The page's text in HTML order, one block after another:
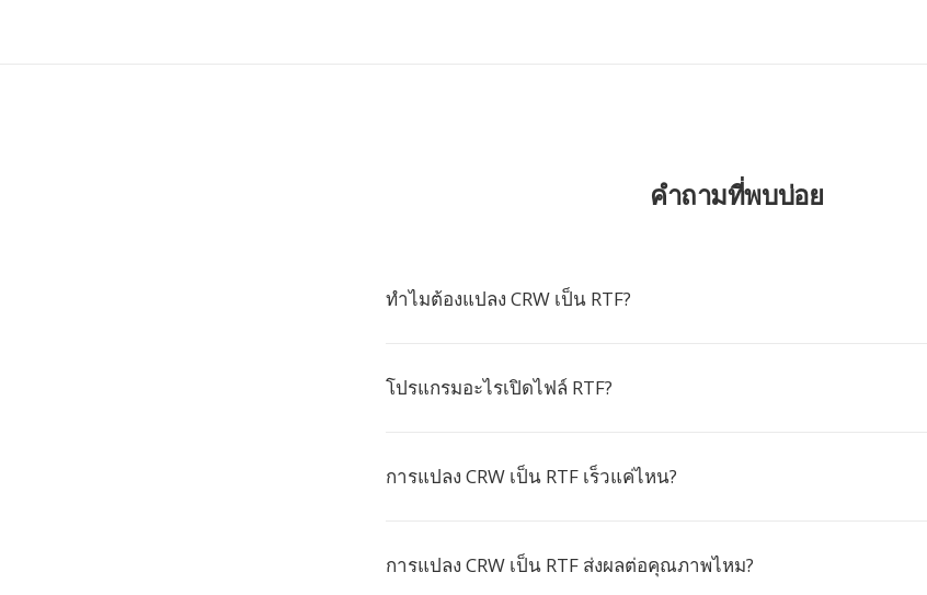
คำถามที่พบบ่อย
ทำไมต้องแปลง CRW เป็น RTF?
โปรแกรมอะไรเปิดไฟล์ RTF?
การแปลง CRW เป็น RTF เร็วแค่ไหน?
การแปลง CRW เป็น RTF ส่งผลต่อคุณภาพไหม?